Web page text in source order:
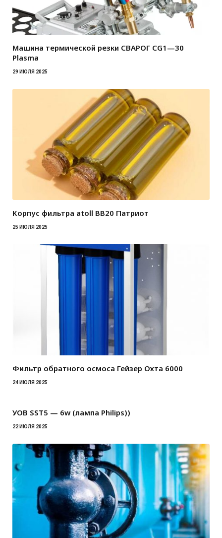
Машина термической резки СВАРОГ CG1—30
Plasma
29 ИЮЛЯ 2025
Корпус фильтра atoll BB20 Патриот
25 ИЮЛЯ 2025
Фильтр обратного осмоса Гейзер Охта 6000
24 ИЮЛЯ 2025
УОВ SST5 — 6w (лампа Philips))
22 ИЮЛЯ 2025